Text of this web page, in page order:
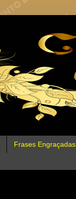
Frases Engraçadas